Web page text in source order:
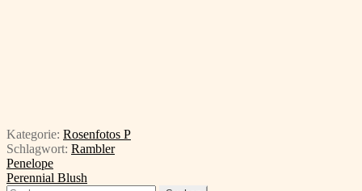
Kategorie: Rosenfotos P
Schlagwort: Rambler
Beitragsnavigation
Vorheriger
Beitrag:
Penelope
Nächster
Perennial Blush